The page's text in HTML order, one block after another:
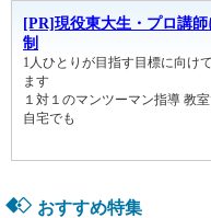
おすすめ特集